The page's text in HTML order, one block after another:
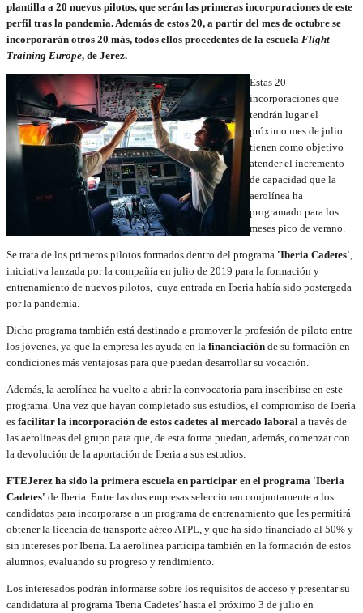
plantilla a 20 nuevos pilotos, que serán las primeras incorporaciones de este
perfil tras la pandemia. Además de estos 20, a partir del mes de octubre se
incorporarán otros 20 más, todos ellos procedentes de la escuela Flight
Training Europe, de Jerez.
Estas 20
incorporaciones que
tendrán lugar el
próximo mes de julio
tienen como objetivo
atender el incremento
de capacidad que la
aerolínea ha
programado para los
meses pico de verano.
Se trata de los primeros pilotos formados dentro del programa 'Iberia Cadetes',
iniciativa lanzada por la compañía en julio de 2019 para la formación y
entrenamiento de nuevos pilotos, cuya entrada en Iberia había sido postergada
por la pandemia.
Dicho programa también está destinado a promover la profesión de piloto entre
los jóvenes, ya que la empresa les ayuda en la financiación de su formación en
condiciones más ventajosas para que puedan desarrollar su vocación.
Además, la aerolínea ha vuelto a abrir la convocatoria para inscribirse en este
programa. Una vez que hayan completado sus estudios, el compromiso de Iberia
es facilitar la incorporación de estos cadetes al mercado laboral a través de
las aerolíneas del grupo para que, de esta forma puedan, además, comenzar con
la devolución de la aportación de Iberia a sus estudios.
FTEJerez ha sido la primera escuela en participar en el programa 'Iberia
Cadetes' de Iberia. Entre las dos empresas seleccionan conjuntamente a los
candidatos para incorporarse a un programa de entrenamiento que les permitirá
obtener la licencia de transporte aéreo ATPL, y que ha sido financiado al 50% y
sin intereses por Iberia. La aerolínea participa también en la formación de estos
alumnos, evaluando su progreso y rendimiento.
Los interesados podrán informarse sobre los requisitos de acceso y presentar su
candidatura al programa 'Iberia Cadetes' hasta el próximo 3 de julio en